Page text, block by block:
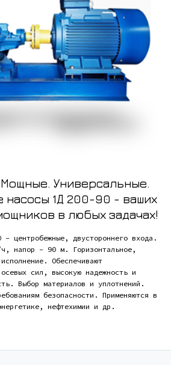
Универсальные.
насосы 1Д 200-90 - ваших
в любых задачах!
- центробежные, двустороннего входа.
напор - 90 м. Горизонтальное,
Обеспечивают
осевых сил, высокую надежность и
Выбор материалов и уплотнений.
безопасности. Применяются в
нефтехимии и др.